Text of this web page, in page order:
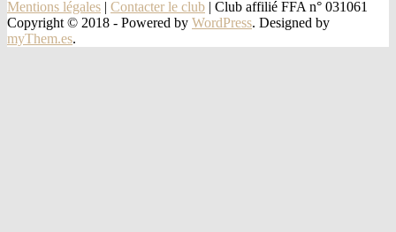
Mentions légales | Contacter le club | Club affilié FFA n° 031061
Copyright © 2018 - Powered by WordPress. Designed by
myThem.es.